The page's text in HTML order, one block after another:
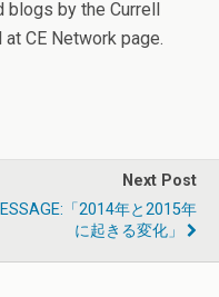
blogs by the Currell
CE Network page.
Next Post
「2014年と2015年
に起きる変化」